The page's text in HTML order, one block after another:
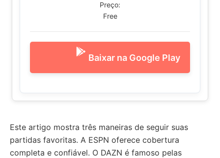
Preço:
Free
Baixar na Google Play
Este artigo mostra três maneiras de seguir suas
partidas favoritas. A ESPN oferece cobertura
completa e confiável. O DAZN é famoso pelas